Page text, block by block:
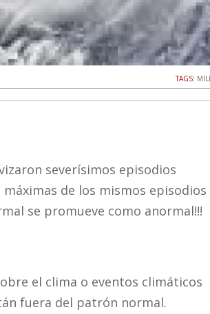
TAGS:
severísimos episodios
de los mismos episodios
se promueve como anormal!!!
el clima o eventos climáticos
fuera del patrón normal.